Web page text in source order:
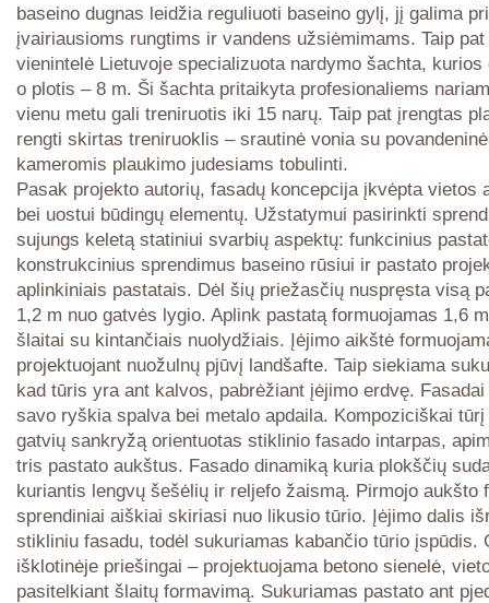
baseino dugnas leidžia reguliuoti baseino gylį, jį galima
įvairiausioms rungtims ir vandens užsiėmimams. Taip
vienintelė Lietuvoje specializuota nardymo šachta,
o plotis – 8 m. Ši šachta pritaikyta profesionaliems
vienu metu gali treniruotis iki 15 narų. Taip pat įrengtas
rengti skirtas treniruoklis – srautinė vonia su
kameromis plaukimo judesiams tobulinti.
Pasak projekto autorių, fasadų koncepcija įkvėpta vietos
bei uostui būdingų elementų. Užstatymui pasirinkti
sujungs keletą statiniui svarbių aspektų: funkcinius
konstrukcinius sprendimus baseino rūsiui ir pastato
aplinkiniais pastatais. Dėl šių priežasčių nuspręsta visą
1,2 m nuo gatvės lygio. Aplink pastatą formuojamas 1,6
šlaitai su kintančiais nuolydžiais. Įėjimo aikštė
projektuojant nuožulnų pjūvį landšafte. Taip siekiama
kad tūris yra ant kalvos, pabrėžiant įėjimo erdvę.
savo ryškia spalva bei metalo apdaila. Kompoziciškai
gatvių sankryžą orientuotas stiklinio fasado intarpas,
tris pastato aukštus. Fasado dinamiką kuria plokščių
kuriantis lengvų šešėlių ir reljefo žaismą. Pirmojo aukšto
sprendiniai aiškiai skiriasi nuo likusio tūrio. Įėjimo dalis
stikliniu fasadu, todėl sukuriamas kabančio tūrio įspūdis.
išklotinėje priešingai – projektuojama betono sienelė,
pasitelkiant šlaitų formavimą. Sukuriamas pastato ant